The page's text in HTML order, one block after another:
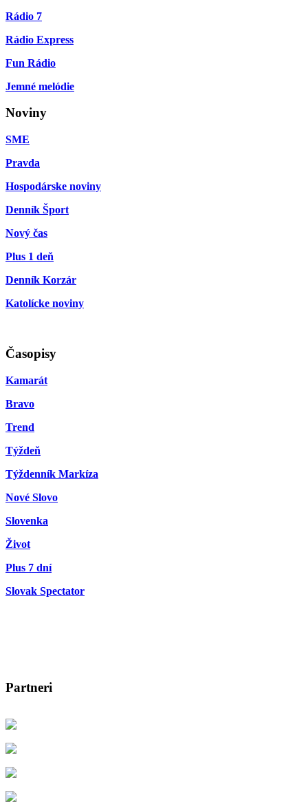
Rádio 7
Rádio Express
Fun Rádio
Jemné melódie
Noviny
SME
Pravda
Hospodárske noviny
Denník Šport
Nový čas
Plus 1 deň
Denník Korzár
Katolícke noviny
Časopisy
Kamarát
Bravo
Trend
Týždeň
Týždenník Markíza
Nové Slovo
Slovenka
Život
Plus 7 dní
Slovak Spectator
Partneri